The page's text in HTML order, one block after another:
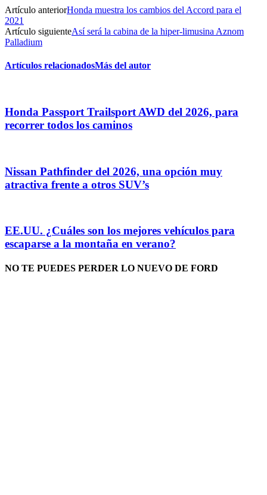
Artículo anteriorHonda muestra los cambios del Accord para el
2021
Artículo siguienteAsí será la cabina de la hiper-limusina Aznom
Palladium
Artículos relacionadosMás del autor
Honda Passport Trailsport AWD del 2026, para
recorrer todos los caminos
Nissan Pathfinder del 2026, una opción muy
atractiva frente a otros SUV’s
EE.UU. ¿Cuáles son los mejores vehículos para
escaparse a la montaña en verano?
NO TE PUEDES PERDER LO NUEVO DE FORD